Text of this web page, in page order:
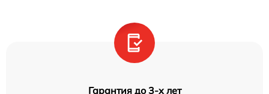
Гарантия до 3-х лет